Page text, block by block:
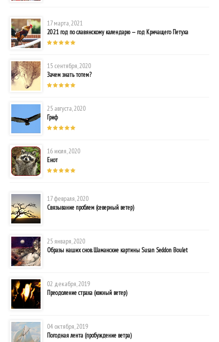
17 марта, 2021
2021 год по славянскому календарю — год Кричащего Петуха
15 сентября, 2020
Зачем знать тотем?
25 августа, 2020
Гриф
16 июля, 2020
Енот
17 февраля, 2020
Связывание проблем (северный ветер)
25 января, 2020
Образы наших снов. Шаманские картины Susan Seddon Boulet
02 декабря, 2019
Преодоление страха (южный ветер)
04 октября, 2019
Погодная лента (пробуждение ветра)